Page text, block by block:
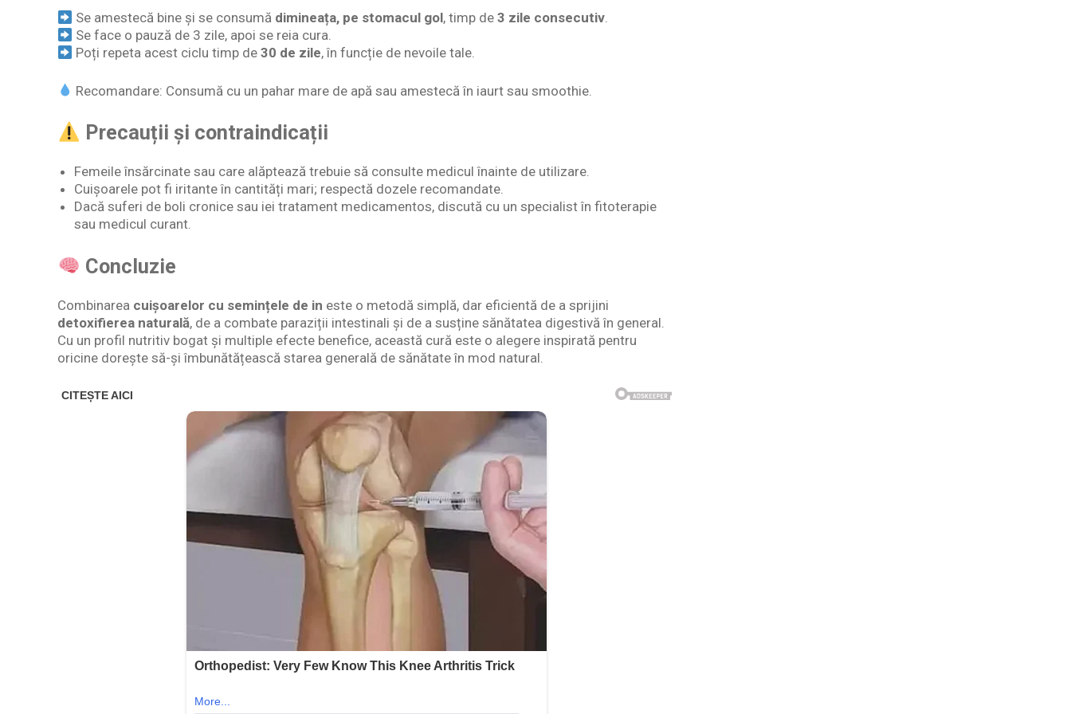
Se amestecă bine și se consumă dimineața, pe stomacul gol, timp de3 zile consecutiv.
Se face o pauză de 3 zile, apoi se reia cura.
Poți repeta acest ciclu timp de30 de zile, în funcție de nevoile tale.
Recomandare: Consumă cu un pahar mare de apă sau amestecă în iaurt sau smoothie.
Precauții și contraindicații
Femeile însărcinate sau care alăptează trebuie să consulte medicul înainte de utilizare.
Cuișoarele pot fi iritante în cantități mari; respectă dozele recomandate.
Dacă suferi de boli cronice sau iei tratament medicamentos, discută cu un specialist în fitoterapie
sau medicul curant.
Concluzie
Combinarea cuișoarelor cu semințele de in este o metodă simplă, dar eficientă de a sprijini
detoxifierea naturală, de a combate paraziții intestinali și de a susține sănătatea digestivă în general.
Cu un profil nutritiv bogat și multiple efecte benefice, această cură este o alegere inspirată pentru
oricine dorește să-și îmbunătățească starea generală de sănătate în mod natural.